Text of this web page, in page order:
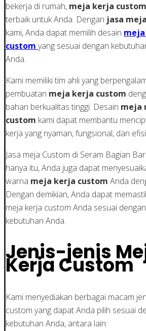
bekerja di rumah, meja kerja custom
terbaik untuk Anda. Dengan jasa
kami, Anda dapat memilih desain
custom yang sesuai dengan
Anda.
Kami memiliki tim ahli yang
pembuatan meja kerja custom
bahan berkualitas tinggi. Desain meja
custom kami dapat membantu
kerja yang nyaman, fungsional, dan
Jasa meja Custom di Seram Bagian
hanya itu, Anda juga dapat
warna meja kerja custom Anda
Dengan demikian, Anda dapat
meja kerja custom Anda sesuai
kebutuhan Anda.
Jenis-jenis
Kerja Custom
Kami menyediakan berbagai macam
custom yang dapat Anda pilih sesuai
kebutuhan Anda, antara lain: